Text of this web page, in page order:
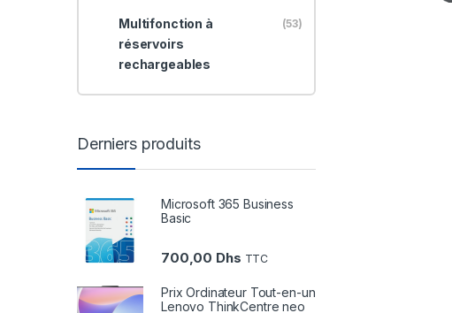
Multifonction à
réservoirs
rechargeables
(53)
Derniers produits
Microsoft 365 Business
Basic
700,00 Dhs TTC
Prix Ordinateur Tout-en-un
Lenovo ThinkCentre neo